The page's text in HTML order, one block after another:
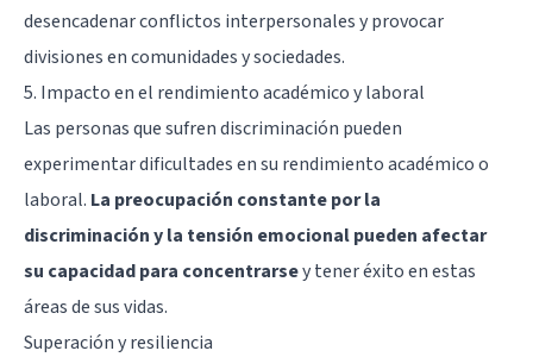
desencadenar conflictos interpersonales y provocar
divisiones en comunidades y sociedades.
5. Impacto en el rendimiento académico y laboral
Las personas que sufren discriminación pueden
experimentar dificultades en su rendimiento académico o
laboral. La preocupación constante por la
discriminación y la tensión emocional pueden afectar
su capacidad para concentrarsey tener éxito en estas
áreas de sus vidas.
Superación y resiliencia